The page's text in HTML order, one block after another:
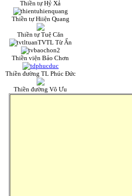
Thiền tự Hỷ Xả
Thiền tự Hiiện Quang
Thiền tự Tuệ Căn
TVTL Từ Ấn
Thiền viện Bảo Chơn
Thiền đường TL Phúc Đức
Thiền đường Vô Ưu